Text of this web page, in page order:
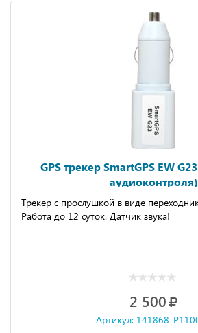
GPS трекер SmartGPS EW
аудиоконтроля)
Трекер с прослушкой в виде
Работа до 12 суток. Датчик звука!
2 500
Артикул: 141868-